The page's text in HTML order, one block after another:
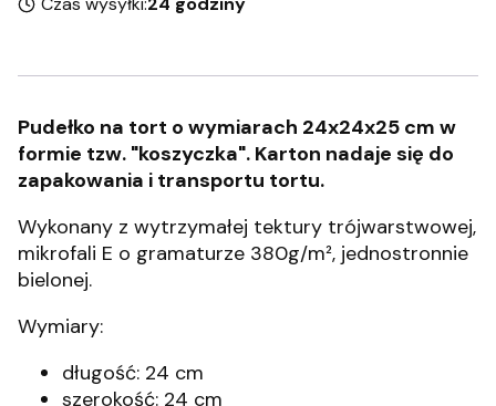
Pudełko na tort o wymiarach 24x24x25 cm w
formie tzw. "koszyczka". Karton nadaje się do
zapakowania i transportu tortu.
Wykonany z wytrzymałej tektury trójwarstwowej,
mikrofali E o gramaturze 380g/m², jednostronnie
bielonej.
Wymiary:
długość: 24 cm
szerokość: 24 cm